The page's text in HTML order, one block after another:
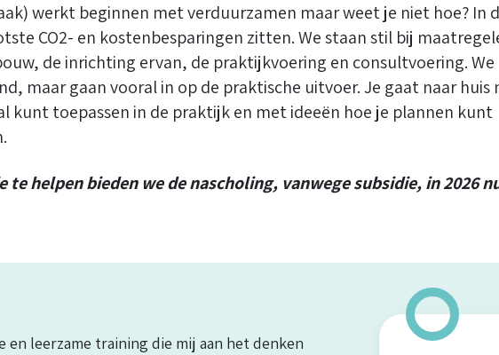
werkt beginnen met verduurzamen maar weet je niet hoe? In
CO2- en kostenbesparingen zitten. We staan stil bij
de inrichting ervan, de praktijkvoering en consultvoering. We
maar gaan vooral in op de praktische uitvoer. Je gaat naar huis
kunt toepassen in de praktijk en met ideeën hoe je plannen kunt
te helpen bieden we de nascholing, vanwege subsidie, in 2026
leerzame training die mij aan het denken